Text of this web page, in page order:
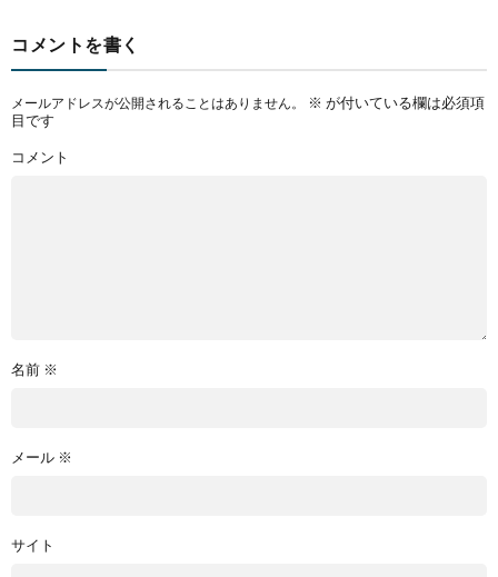
コメントを書く
メールアドレスが公開されることはありません。 ※ が付いている欄は必須項
目です
コメント
名前 ※
メール ※
サイト